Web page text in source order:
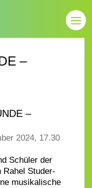
–
–
2024, 17.30
Schüler der
Rahel Studer-
musikalische